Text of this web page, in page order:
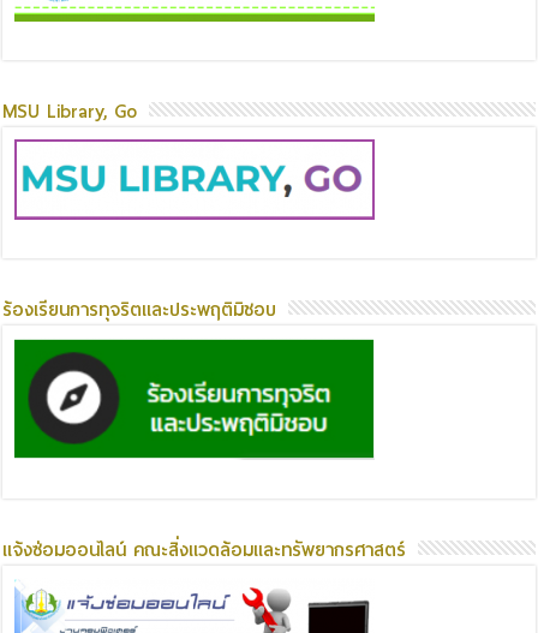
MSU Library, Go
ร้องเรียนการทุจริตและประพฤติมิชอบ
แจ้งซ่อมออนไลน์ คณะสิ่งแวดล้อมและทรัพยากรศาสตร์